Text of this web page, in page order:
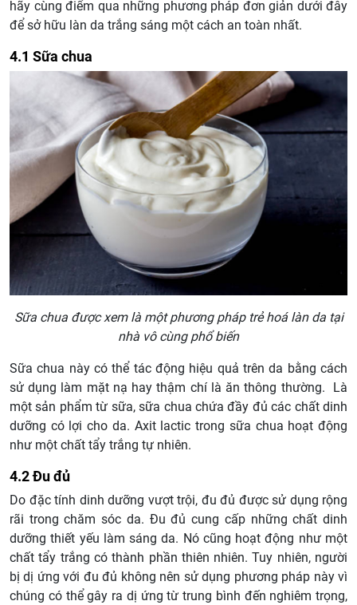
hãy cùng điểm qua những phương pháp đơn giản dưới đây
để sở hữu làn da trắng sáng một cách an toàn nhất.
4.1 Sữa chua
Sữa chua được xem là một phương pháp trẻ hoá làn da tại
nhà vô cùng phổ biến
Sữa chua này có thể tác động hiệu quả trên da bằng cách
sử dụng làm mặt nạ hay thậm chí là ăn thông thường. Là
một sản phẩm từ sữa, sữa chua chứa đầy đủ các chất dinh
dưỡng có lợi cho da. Axit lactic trong sữa chua hoạt động
như một chất tẩy trắng tự nhiên.
4.2 Đu đủ
Do đặc tính dinh dưỡng vượt trội, đu đủ được sử dụng rộng
rãi trong chăm sóc da. Đu đủ cung cấp những chất dinh
dưỡng thiết yếu làm sáng da. Nó cũng hoạt động như một
chất tẩy trắng có thành phần thiên nhiên. Tuy nhiên, người
bị dị ứng với đu đủ không nên sử dụng phương pháp này vì
chúng có thể gây ra dị ứng từ trung bình đến nghiêm trọng,